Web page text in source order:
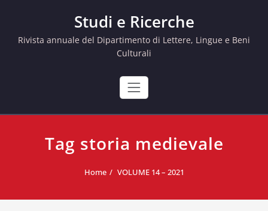
Studi e Ricerche
Rivista annuale del Dipartimento di Lettere, Lingue e Beni
Culturali
Tag storia medievale
Home VOLUME 14 – 2021